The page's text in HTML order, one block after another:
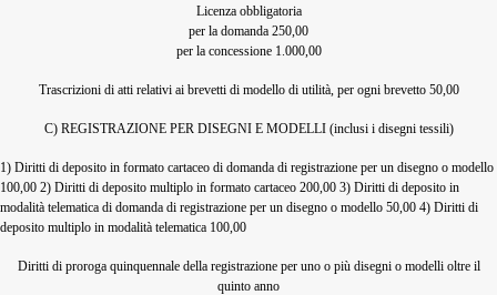
Licenza obbligatoria
per la domanda 250,00
per la concessione 1.000,00
Trascrizioni di atti relativi ai brevetti di modello di utilità, per ogni brevetto 50,00
C) REGISTRAZIONE PER DISEGNI E MODELLI (inclusi i disegni tessili)
1) Diritti di deposito in formato cartaceo di domanda di registrazione per un disegno o modello
100,00 2) Diritti di deposito multiplo in formato cartaceo 200,00 3) Diritti di deposito in
modalità telematica di domanda di registrazione per un disegno o modello 50,00 4) Diritti di
deposito multiplo in modalità telematica 100,00
Diritti di proroga quinquennale della registrazione per uno o più disegni o modelli oltre il
quinto anno